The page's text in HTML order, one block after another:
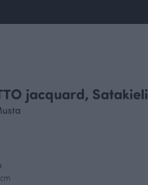
jacquard, Satakieli